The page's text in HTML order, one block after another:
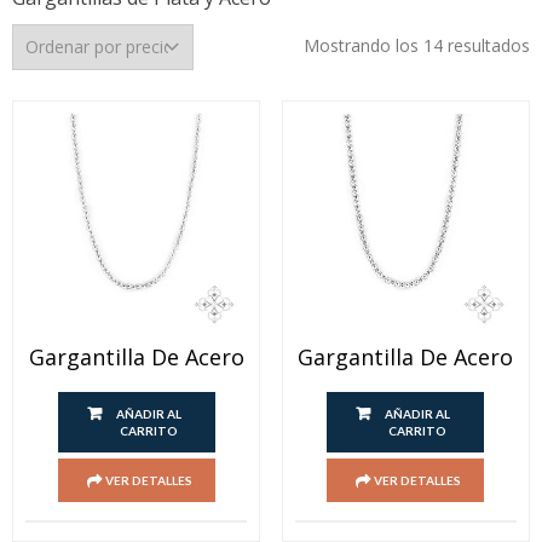
Mostrando los 14 resultados
Gargantilla De Acero
AÑADIR AL
CARRITO
VER DETALLES
Gargantilla De Acero
AÑADIR AL
CARRITO
VER DETALLES